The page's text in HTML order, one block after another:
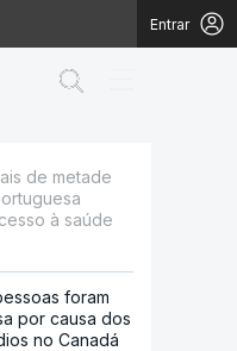
Entrar
de metade
à saúde
foram
por causa dos
no Canadá